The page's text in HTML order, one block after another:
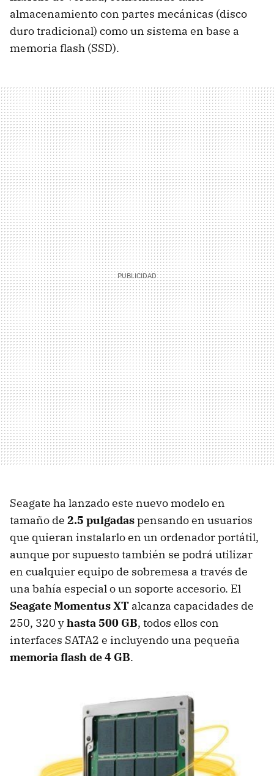
almacenamiento con partes mecánicas (disco
duro tradicional) como un sistema en base a
memoria flash (SSD).
Seagate ha lanzado este nuevo modelo en
tamaño de 2.5 pulgadaspensando en usuarios
que quieran instalarlo en un ordenador portátil,
aunque por supuesto también se podrá utilizar
en cualquier equipo de sobremesa a través de
una bahía especial o un soporte accesorio. El
Seagate Momentus XT alcanza capacidades de
250, 320 yhasta 500 GB, todos ellos con
interfaces SATA2 e incluyendo una pequeña
memoria flash de 4 GB.